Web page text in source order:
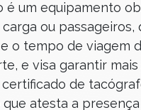
é um equipamento
ou passageiros,
o tempo de viagem
e visa garantir mais
certificado de
atesta a